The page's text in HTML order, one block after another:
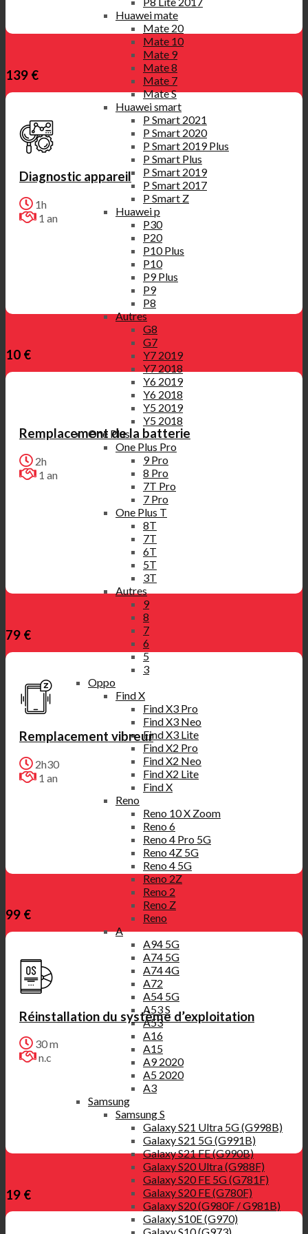
Huawei mate
Mate 20
Mate 10
Mate 9
Mate 8
Mate 7
Mate S
Huawei smart
P Smart 2021
P Smart 2020
P Smart 2019 Plus
P Smart Plus
P Smart 2019
P Smart 2017
P Smart Z
Huawei p
P30
P20
P10 Plus
P10
P9 Plus
P9
P8
Autres
G8
G7
Y7 2019
Y7 2018
Y6 2019
Y6 2018
Y5 2019
Y5 2018
One Plus
One Plus Pro
9 Pro
8 Pro
7T Pro
7 Pro
One Plus T
8T
7T
6T
5T
3T
Autres
9
8
7
6
5
3
Oppo
Find X
Find X3 Pro
Find X3 Neo
Find X3 Lite
Find X2 Pro
Find X2 Neo
Find X2 Lite
Find X
Reno
Reno 10 X Zoom
Reno 6
Reno 4 Pro 5G
Reno 4Z 5G
Reno 4 5G
Reno 2Z
Reno 2
Reno Z
Reno
A
A94 5G
A74 5G
A74 4G
A72
A54 5G
A53 S
A53
A16
A15
A9 2020
A5 2020
A3
Samsung
Samsung S
Galaxy S21 Ultra 5G (G998B)
Galaxy S21 5G (G991B)
Galaxy S21 FE (G990B)
Galaxy S20 Ultra (G988F)
Galaxy S20 FE 5G (G781F)
Galaxy S20 FE (G780F)
Galaxy S20 (G980F / G981B)
Galaxy S10E (G970)
139 €
Diagnostic appareil
1h
1 an
10 €
Remplacement de la batterie
2h
1 an
79 €
Remplacement vibreur
2h30
1 an
99 €
Réinstallation du système d’exploitation
30 m
n.c
19 €